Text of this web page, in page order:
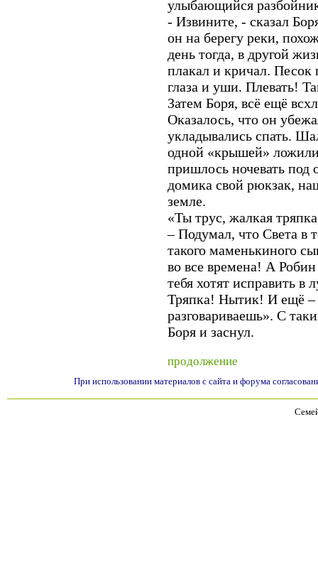
улыбающийся
- Извините, - сказал
он на берегу реки,
день тогда, в другой
плакал и кричал. Песок
глаза и уши. Плевать!
Затем Боря, всё ещё
Оказалось, что он
укладывались спать.
одной «крышей»
пришлось ночевать под
домика свой рюкзак,
земле.
«Ты трус, жалкая
– Подумал, что Света в
такого маменькиного
во все времена! А
тебя хотят исправить
Тряпка! Нытик! И ещё –
разговариваешь». С
Боря и заснул.
продолжение
При использовании материалов с сайта и форума